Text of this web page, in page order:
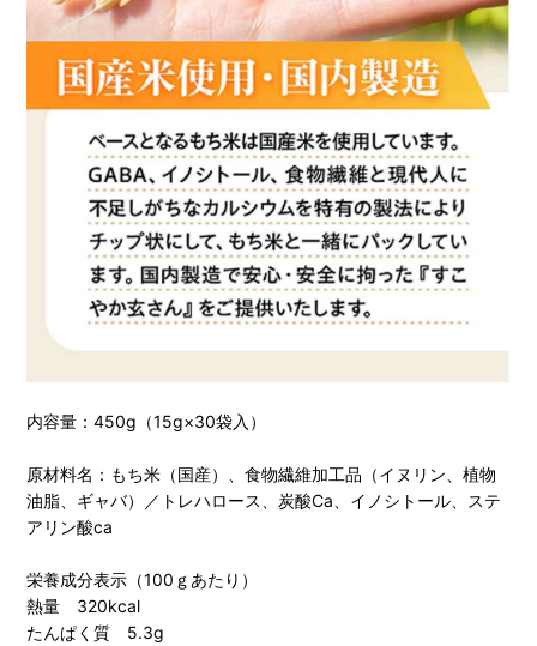
内容量：450g（15g×30袋入）
原材料名：もち米（国産）、食物繊維加工品（イヌリン、植物
油脂、ギャバ）／トレハロース、炭酸Ca、イノシトール、ステ
アリン酸ca
栄養成分表示（100ｇあたり）
熱量 320kcal
たんぱく質 5.3g